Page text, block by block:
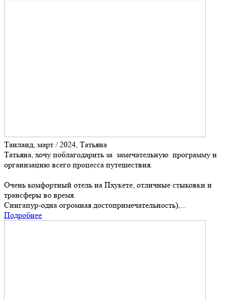
Таиланд, март / 2024, Татьяна
Татьяна, хочу поблагодарить за замечательную программу и
организацию всего процесса путешествия.
Очень комфортный отель на Пхукете, отличные стыковки и
трансферы во время.
Сингапур-одна огромная достопримечательность),...
Подробнее